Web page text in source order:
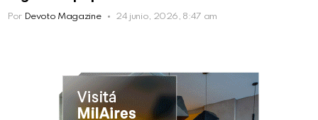
Por Devoto Magazine 24 junio, 2026, 8:47 am